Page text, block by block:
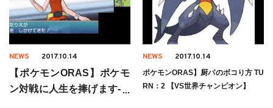
NEWS 2017.10.14
【ポケモンORAS】ポケモ
ン対戦に人生を捧げます-１
NEWS 2017.10.14
ポケモンORAS】厨パのボコり方 TU
RN：2 【VS世界チャンピオン】